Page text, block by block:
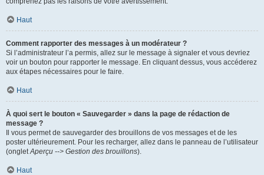
Haut
Comment rapporter des messages à un modérateur ?
Si l’administrateur l’a permis, allez sur le message à signaler et vous devriez
voir un bouton pour rapporter le message. En cliquant dessus, vous accéderez
aux étapes nécessaires pour le faire.
Haut
À quoi sert le bouton « Sauvegarder » dans la page de rédaction de
message ?
Il vous permet de sauvegarder des brouillons de vos messages et de les
poster ultérieurement. Pour les recharger, allez dans le panneau de l’utilisateur
(ongletAperçu --> Gestion des brouillons).
Haut